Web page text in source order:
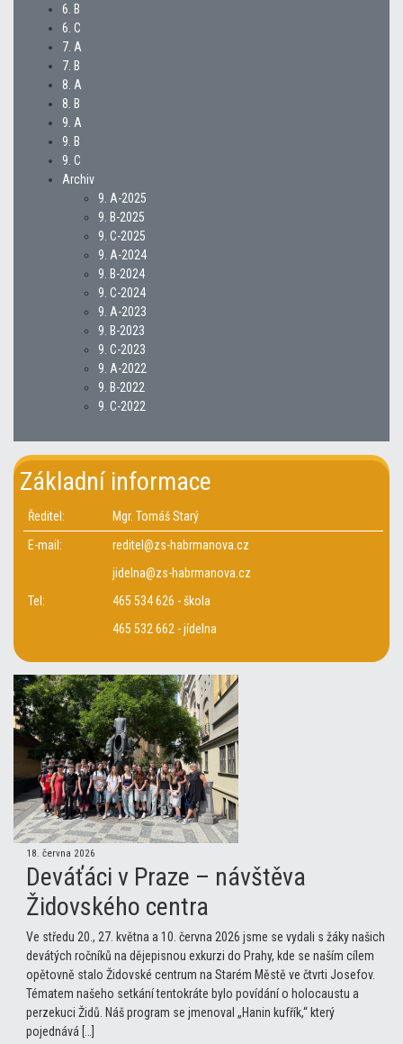
6. B
6. C
7. A
7. B
8. A
8. B
9. A
9. B
9. C
Archiv
9. A-2025
9. B-2025
9. C-2025
9. A-2024
9. B-2024
9. C-2024
9. A-2023
9. B-2023
9. C-2023
9. A-2022
9. B-2022
9. C-2022
Základní informace
Ředitel:
Mgr. Tomáš Starý
E-mail:
reditel@zs-habrmanova.cz
jidelna@zs-habrmanova.cz
Tel:
465 534 626 - škola
465 532 662 - jídelna
18. června 2026
Deváťáci v Praze – návštěva
Židovského centra
Ve středu 20., 27. května a 10. června 2026 jsme se vydali s žáky našich
devátých ročníků na dějepisnou exkurzi do Prahy, kde se naším cílem
opětovně stalo Židovské centrum na Starém Městě ve čtvrti Josefov.
Tématem našeho setkání tentokráte bylo povídání o holocaustu a
perzekuci Židů. Náš program se jmenoval „Hanin kufřík,“ který
pojednává […]